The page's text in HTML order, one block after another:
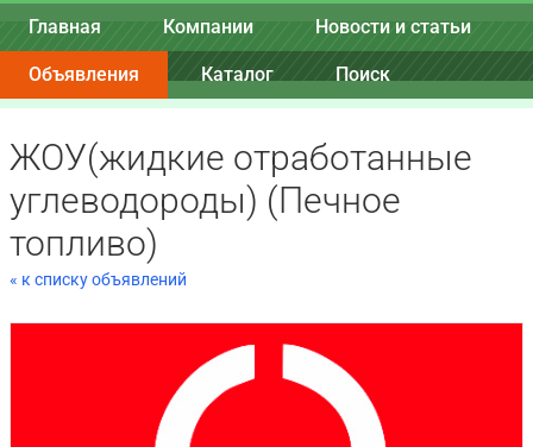
Главная Компании Новости и статьи
Объявления Каталог Поиск
ЖОУ(жидкие отработанные
углеводороды) (Печное
топливо)
« к списку объявлений